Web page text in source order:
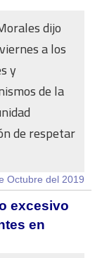
dijo
a los
y
de la
de respetar
Octubre del 2019
excesivo
en